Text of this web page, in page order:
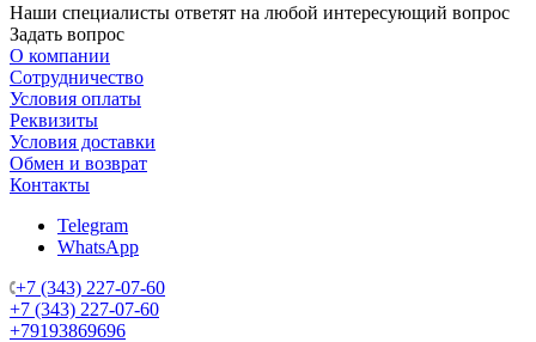
Наши специалисты ответят на любой интересующий вопрос
Задать вопрос
О компании
Сотрудничество
Условия оплаты
Реквизиты
Условия доставки
Обмен и возврат
Контакты
Telegram
WhatsApp
+7 (343) 227-07-60
+7 (343) 227-07-60
+79193869696